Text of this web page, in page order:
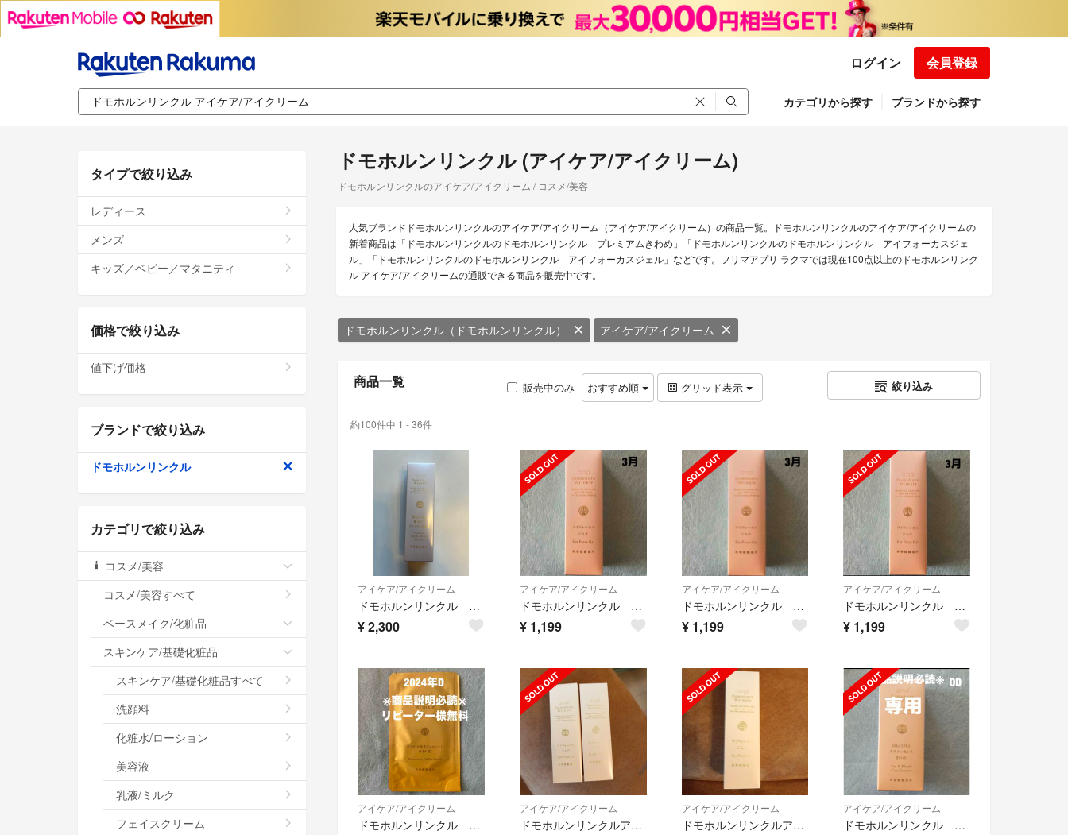
ログイン 会員登録
カテゴリから探す ブランドから探す
ドモホルンリンクル (アイケア/アイクリーム)
ドモホルンリンクルのアイケア/アイクリーム / コスメ/美容
人気ブランドドモホルンリンクルのアイケア/アイクリーム（アイケア/アイクリーム）の商品一覧。ドモホルンリンクルのアイケア/アイクリームの
新着商品は「ドモホルンリンクルのドモホルンリンクル プレミアムきわめ」「ドモホルンリンクルのドモホルンリンクル アイフォーカスジェ
ル」「ドモホルンリンクルのドモホルンリンクル アイフォーカスジェル」などです。フリマアプリ ラクマでは現在100点以上のドモホルンリンク
ル アイケア/アイクリームの通販できる商品を販売中です。
ドモホルンリンクル（ドモホルンリンクル） アイケア/アイクリーム
商品一覧 販売中のみ おすすめ順 グリッド表示 絞り込み
約100件中 1 - 36件
アイケア/アイクリーム
ドモホルンリンクル プレミアムきわめ
¥2,300
アイケア/アイクリーム
ドモホルンリンクル アイフォーカスジェル
¥ 1,199
アイケア/アイクリーム
ドモホルンリンクル アイフォーカスジェル
¥ 1,199
アイケア/アイクリーム
ドモホルンリンクル アイフォーカスジェル
¥ 1,199
アイケア/アイクリーム
ドモホルンリンクル ほまれ肌 目もと口もと集中ジェルシート
アイケア/アイクリーム
ドモホルンリンクルアイフォーカスジェル×2プラスサンプル
アイケア/アイクリーム
ドモホルンリンクルアイフォーカスジェル
アイケア/アイクリーム
ドモホルンリンクル きわめ
タイプで絞り込み
レディース
メンズ
キッズ／ベビー／マタニティ
価格で絞り込み
値下げ価格
ブランドで絞り込み
ドモホルンリンクル
カテゴリで絞り込み
コスメ/美容
コスメ/美容すべて
ベースメイク/化粧品
スキンケア/基礎化粧品
スキンケア/基礎化粧品すべて
洗顔料
化粧水/ローション
美容液
乳液/ミルク
フェイスクリーム